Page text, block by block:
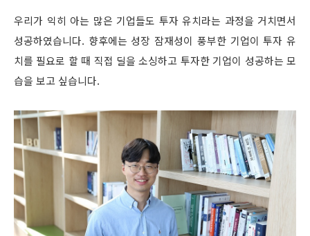
우리가 익히 아는 많은 기업들도 투자 유치라는 과정을 거치면서
성공하였습니다. 향후에는 성장 잠재성이 풍부한 기업이 투자 유
치를 필요로 할 때 직접 딜을 소싱하고 투자한 기업이 성공하는 모
습을 보고 싶습니다.